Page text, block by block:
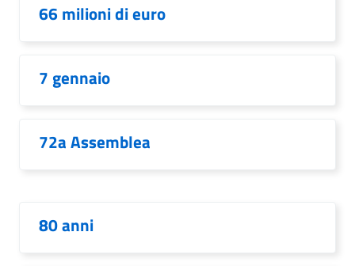
66 milioni di euro
7 gennaio
72a Assemblea
80 anni